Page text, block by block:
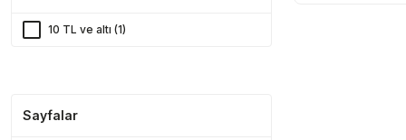
10 TL ve altı (1)
Sayfalar